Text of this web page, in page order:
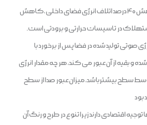
موجب کاهش ۴۰ درصد اتلاف انرژی فضای داخلی ،کاهش
در تاسیسات حرارتی و برودتی است.
صوتی تولید شده در فضا پس از برخورد با
و بقیه از آن عبور می کند، هر چه مقدار انرژی
سطح بیشترباشد، میزان عبور صدا از سطح
بود
اقتصادی دارند زیرا تنوع در طرح و رنگ آن